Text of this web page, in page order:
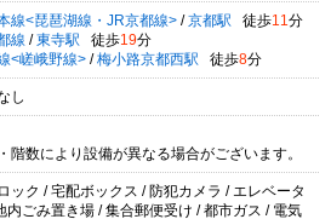
線<琵琶湖線・JR京都線> / 京都駅 徒歩11 分
線 / 東寺駅 徒歩19分
<嵯峨野線> / 梅小路京都西駅 徒歩8分
し
階数により設備が異なる場合がございます。
ック / 宅配ボックス / 防犯カメラ / エレベータ
内ごみ置き場 / 集合郵便受け / 都市ガス / 電気